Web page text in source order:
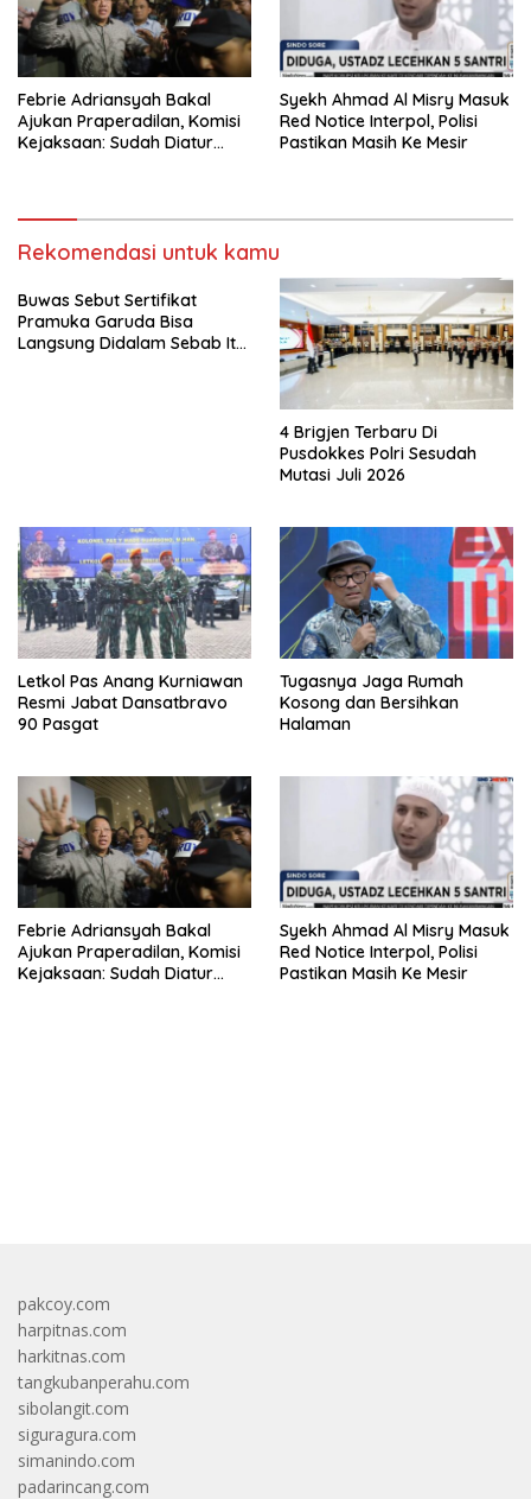
Febrie Adriansyah Bakal
Ajukan Praperadilan, Komisi
Kejaksaan: Sudah Diatur
Syekh Ahmad Al Misry Masuk
Red Notice Interpol, Polisi
Pastikan Masih Ke Mesir
Rekomendasi untuk kamu
Buwas Sebut Sertifikat
Pramuka Garuda Bisa
Langsung Didalam Sebab Itu
4 Brigjen Terbaru Di
Pusdokkes Polri Sesudah
Mutasi Juli 2026
Letkol Pas Anang Kurniawan
Resmi Jabat Dansatbravo
90 Pasgat
Tugasnya Jaga Rumah
Kosong dan Bersihkan
Halaman
Febrie Adriansyah Bakal
Ajukan Praperadilan, Komisi
Kejaksaan: Sudah Diatur
Syekh Ahmad Al Misry Masuk
Red Notice Interpol, Polisi
Pastikan Masih Ke Mesir
pakcoy.com
harpitnas.com
harkitnas.com
tangkubanperahu.com
sibolangit.com
siguragura.com
simanindo.com
padarincang.com